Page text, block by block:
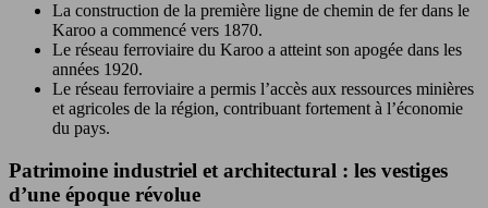
La construction de la première ligne de chemin de fer dans le
Karoo a commencé vers 1870.
Le réseau ferroviaire du Karoo a atteint son apogée dans les
années 1920.
Le réseau ferroviaire a permis l’accès aux ressources minières
et agricoles de la région, contribuant fortement à l’économie
du pays.
Patrimoine industriel et architectural : les vestiges
d’une époque révolue